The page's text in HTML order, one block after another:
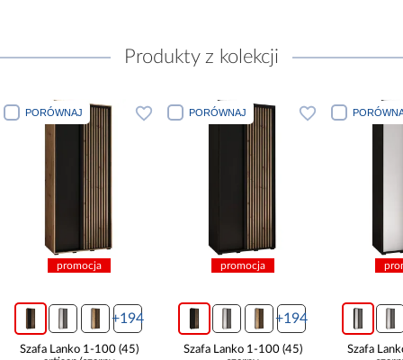
Produkty z kolekcji
(45)
PORÓWNAJ
Szafa Lanko 1-100 (45)
PORÓWNAJ
Szafa Lanko 1-100 (45)